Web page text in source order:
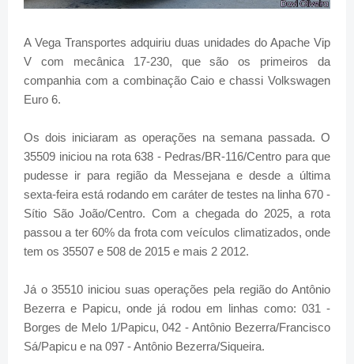
A Vega Transportes adquiriu duas unidades do Apache Vip
V com mecânica 17-230, que são os primeiros da
companhia com a combinação Caio e chassi Volkswagen
Euro 6.
Os dois iniciaram as operações na semana passada. O
35509 iniciou na rota 638 - Pedras/BR-116/Centro para que
pudesse ir para região da Messejana e desde a última
sexta-feira está rodando em caráter de testes na linha 670 -
Sítio São João/Centro. Com a chegada do 2025, a rota
passou a ter 60% da frota com veículos climatizados, onde
tem os 35507 e 508 de 2015 e mais 2 2012.
Já o 35510 iniciou suas operações pela região do Antônio
Bezerra e Papicu, onde já rodou em linhas como: 031 -
Borges de Melo 1/Papicu, 042 - Antônio Bezerra/Francisco
Sá/Papicu e na 097 - Antônio Bezerra/Siqueira.